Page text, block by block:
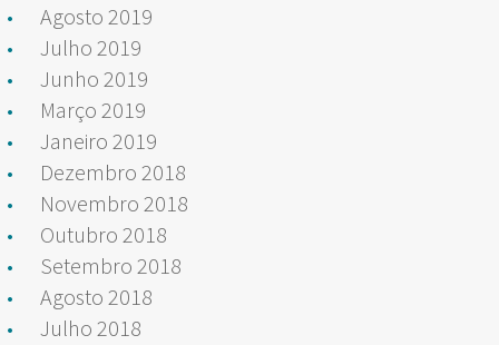
Agosto 2019
Julho 2019
Junho 2019
Março 2019
Janeiro 2019
Dezembro 2018
Novembro 2018
Outubro 2018
Setembro 2018
Agosto 2018
Julho 2018